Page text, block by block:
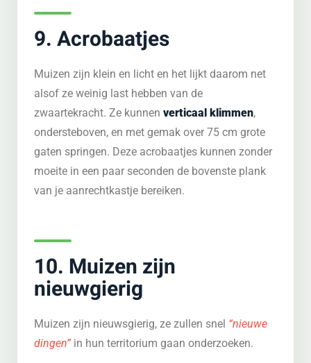
9. Acrobaatjes
Muizen zijn klein en licht en het lijkt daarom net
alsof ze weinig last hebben van de
zwaartekracht. Ze kunnen verticaal klimmen,
ondersteboven, en met gemak over 75 cm grote
gaten springen. Deze acrobaatjes kunnen zonder
moeite in een paar seconden de bovenste plank
van je aanrechtkastje bereiken.
10. Muizen zijn
nieuwgierig
Muizen zijn nieuwsgierig, ze zullen snel “nieuwe
dingen” in hun territorium gaan onderzoeken.